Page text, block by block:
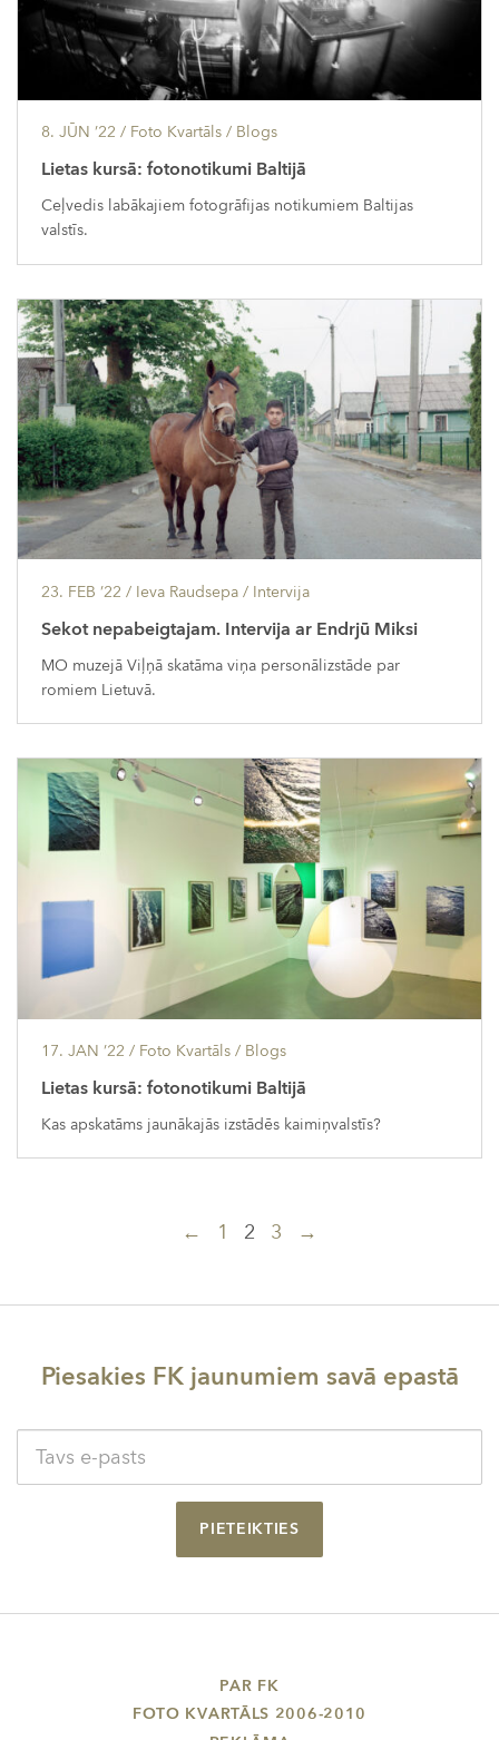
8. JŪN ’22 / Foto Kvartāls / Blogs
Lietas kursā: fotonotikumi Baltijā
Ceļvedis labākajiem fotogrāfijas notikumiem Baltijas
valstīs.
23. FEB ’22 / Ieva Raudsepa / Intervija
Sekot nepabeigtajam. Intervija ar Endrjū Miksi
MO muzejā Viļņā skatāma viņa personālizstāde par
romiem Lietuvā.
17. JAN ’22 / Foto Kvartāls / Blogs
Lietas kursā: fotonotikumi Baltijā
Kas apskatāms jaunākajās izstādēs kaimiņvalstīs?
← 1 2 3 →
Piesakies FK jaunumiem savā epastā
PIETEIKTIES
PAR FK
FOTO KVARTĀLS 2006-2010